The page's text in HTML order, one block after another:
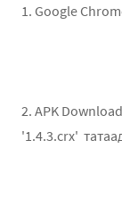
1. Google
2. APK
'1.4.3.crx'